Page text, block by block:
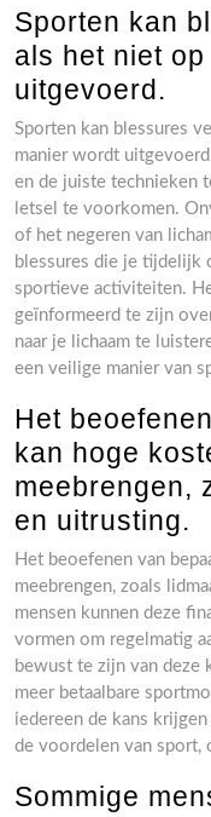
Sporten kan
als het niet
uitgevoerd.
Sporten kan blessures
manier wordt
en de juiste technieken
letsel te voorkomen.
of het negeren van
blessures die je tijdelijk
sportieve activiteiten.
geïnformeerd te zijn
naar je lichaam te
een veilige manier van
Het
kan hoge
meebrengen,
en uitrusting.
Het beoefenen van
meebrengen, zoals
mensen kunnen deze
vormen om regelmatig
bewust te zijn van deze
meer betaalbare
iedereen de kans
de voordelen van sport,
Sommige